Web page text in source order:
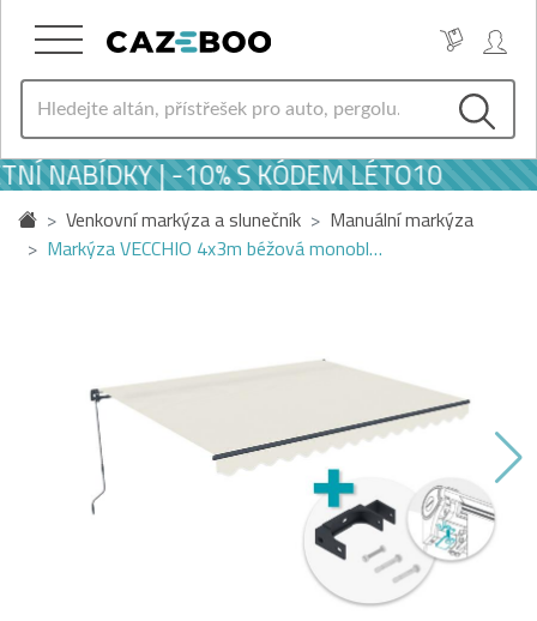
NABÍDKY | -10% S KÓDEM LÉTO10
Venkovní markýza a slunečník
Manuální markýza
Markýza VECCHIO 4x3m béžová monobl…